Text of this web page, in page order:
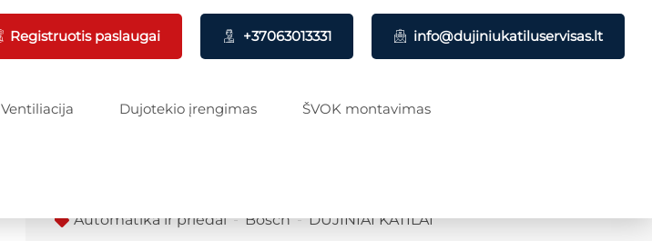
Registruotis paslaugai +37063013331 info@dujiniukatiluservisas.lt
Ventiliacija Dujotekio įrengimas ŠVOK montavimas
Automatika ir priedai Bosch DUJINIAI KATILAI